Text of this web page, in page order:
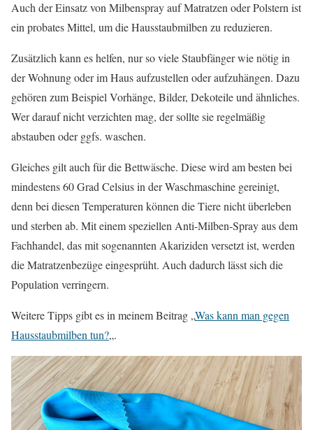
Auch der Einsatz von Milbenspray auf Matratzen oder Polstern ist
ein probates Mittel, um die Hausstaubmilben zu reduzieren.
Zusätzlich kann es helfen, nur so viele Staubfänger wie nötig in
der Wohnung oder im Haus aufzustellen oder aufzuhängen. Dazu
gehören zum Beispiel Vorhänge, Bilder, Dekoteile und ähnliches.
Wer darauf nicht verzichten mag, der sollte sie regelmäßig
abstauben oder ggfs. waschen.
Gleiches gilt auch für die Bettwäsche. Diese wird am besten bei
mindestens 60 Grad Celsius in der Waschmaschine gereinigt,
denn bei diesen Temperaturen können die Tiere nicht überleben
und sterben ab. Mit einem speziellen Anti-Milben-Spray aus dem
Fachhandel, das mit sogenannten Akariziden versetzt ist, werden
die Matratzenbezüge eingesprüht. Auch dadurch lässt sich die
Population verringern.
Weitere Tipps gibt es in meinem Beitrag „Was kann man gegen
Hausstaubmilben tun?„.